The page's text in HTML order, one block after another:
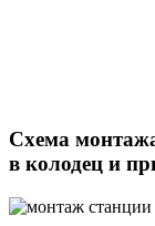
Схема
в колодец и